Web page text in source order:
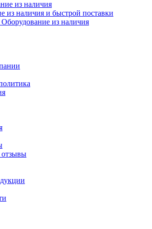
из наличия и быстрой поставки